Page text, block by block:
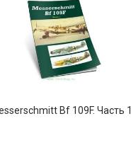
Bf 109F. Часть 1